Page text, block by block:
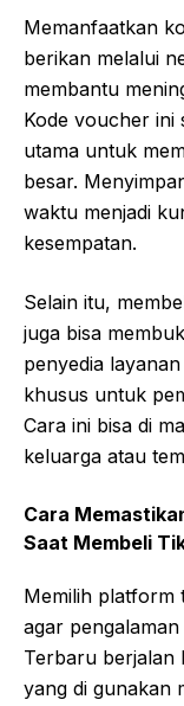
Memanfaatkan
berikan melalui
membantu
Kode voucher ini
utama untuk
besar.
waktu menjadi
kesempatan.
Selain itu,
juga bisa
penyedia
khusus untuk
Cara ini bisa di
keluarga atau
Cara
Saat Membeli
Memilih platform
agar
Terbaru berjalan
yang di gunakan